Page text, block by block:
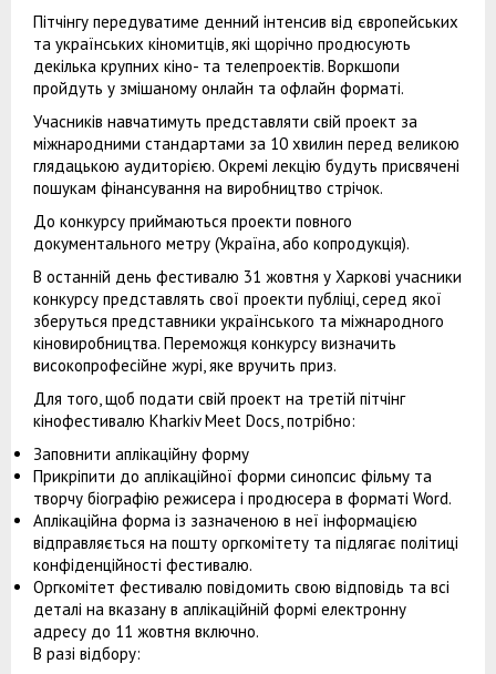
Пітчінгу передуватиме денний інтенсив від європейських
та українських кіномитців, які щорічно продюсують
декілька крупних кіно- та телепроектів. Воркшопи
пройдуть у змішаному онлайн та офлайн форматі.
Учасників навчатимуть представляти свій проект за
міжнародними стандартами за 10 хвилин перед великою
глядацькою аудиторією. Окремі лекцію будуть присвячені
пошукам фінансування на виробництво стрічок.
До конкурсу приймаються проекти повного
документального метру (Україна, або копродукція).
В останній день фестивалю 31 жовтня у Харкові учасники
конкурсу представлять свої проекти публіці, серед якої
зберуться представники українського та міжнародного
кіновиробництва. Переможця конкурсу визначить
високопрофесійне журі, яке вручить приз.
Для того, щоб подати свій проект на третій пітчінг
кінофестивалю Kharkiv Meet Docs, потрібно:
Заповнити аплікаційну форму
Прикріпити до аплікаційної форми синопсис фільму та
творчу біографію режисера і продюсера в форматі Word.
Аплікаційна форма із зазначеною в неї інформацією
відправляється на пошту оргкомітету та підлягає політиці
конфіденційності фестивалю.
Оргкомітет фестивалю повідомить свою відповідь та всі
деталі на вказану в аплікаційній формі електронну
адресу до 11 жовтня включно.
В разі відбору: